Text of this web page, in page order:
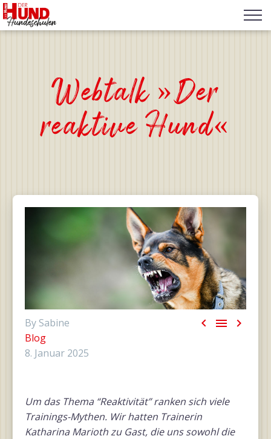
Webtalk »Der
reaktive Hund«
  
By Sabine
Blog
8. Januar 2025
Um das Thema “Reaktivität” ranken sich viele
Trainings-Mythen. Wir hatten Trainerin
Katharina Marioth zu Gast, die uns sowohl die